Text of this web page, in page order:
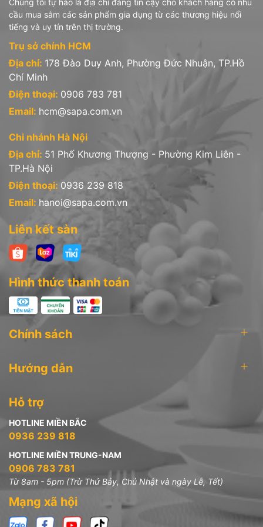
cầu mua sắm các sản phẩm gia dụng từ các thương hiệu nổi
tiếng và uy tín trên thị trường.
Trụ sở chính HCM
Địa chỉ: 178 Đào Duy Anh, Phường Đức Nhuận, TP.Hồ
Chí Minh
Điện thoại: 0906 783 781
Email: hcm@sapa.com.vn
Chi nhánh Hà Nội
Địa chỉ: 51 Phố Khương Thượng - Phường Kim Liên -
TP.Hà Nội
Điện thoại: 0936 239 818
Email: hanoi@sapa.com.vn
Liên kết sàn
Hình thức thanh toán
Chính sách
Hướng dẫn
Hỗ trợ
HOTLINE MIỀN BẮC
0936 239 818
HOTLINE MIỀN TRUNG-NAM
0906 783 781
Từ 8am - 5pm (Trừ Thứ Bảy, Chủ Nhật và ngày Lễ, Tết)
Mạng xã hội